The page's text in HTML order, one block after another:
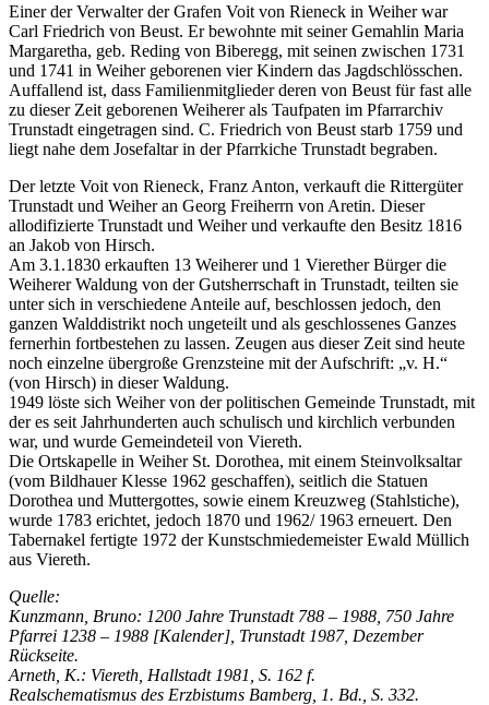
Einer der Verwalter der Grafen Voit von Rieneck in Weiher war
Carl Friedrich von Beust. Er bewohnte mit seiner Gemahlin Maria
Margaretha, geb. Reding von Biberegg, mit seinen zwischen 1731
und 1741 in Weiher geborenen vier Kindern das Jagdschlösschen.
Auffallend ist, dass Familienmitglieder deren von Beust für fast alle
zu dieser Zeit geborenen Weiherer als Taufpaten im Pfarrarchiv
Trunstadt eingetragen sind. C. Friedrich von Beust starb 1759 und
liegt nahe dem Josefaltar in der Pfarrkiche Trunstadt begraben.
Der letzte Voit von Rieneck, Franz Anton, verkauft die Rittergüter
Trunstadt und Weiher an Georg Freiherrn von Aretin. Dieser
allodifizierte Trunstadt und Weiher und verkaufte den Besitz 1816
an Jakob von Hirsch.
Am 3.1.1830 erkauften 13 Weiherer und 1 Vierether Bürger die
Weiherer Waldung von der Gutsherrschaft in Trunstadt, teilten sie
unter sich in verschiedene Anteile auf, beschlossen jedoch, den
ganzen Walddistrikt noch ungeteilt und als geschlossenes Ganzes
fernerhin fortbestehen zu lassen. Zeugen aus dieser Zeit sind heute
noch einzelne übergroße Grenzsteine mit der Aufschrift: „v. H.“
(von Hirsch) in dieser Waldung.
1949 löste sich Weiher von der politischen Gemeinde Trunstadt, mit
der es seit Jahrhunderten auch schulisch und kirchlich verbunden
war, und wurde Gemeindeteil von Viereth.
Die Ortskapelle in Weiher St. Dorothea, mit einem Steinvolksaltar
(vom Bildhauer Klesse 1962 geschaffen), seitlich die Statuen
Dorothea und Muttergottes, sowie einem Kreuzweg (Stahlstiche),
wurde 1783 erichtet, jedoch 1870 und 1962/ 1963 erneuert. Den
Tabernakel fertigte 1972 der Kunstschmiedemeister Ewald Müllich
aus Viereth.
Quelle:
Kunzmann, Bruno: 1200 Jahre Trunstadt 788 – 1988, 750 Jahre
Pfarrei 1238 – 1988 [Kalender], Trunstadt 1987, Dezember
Rückseite.
Arneth, K.: Viereth, Hallstadt 1981, S. 162 f.
Realschematismus des Erzbistums Bamberg, 1. Bd., S. 332.